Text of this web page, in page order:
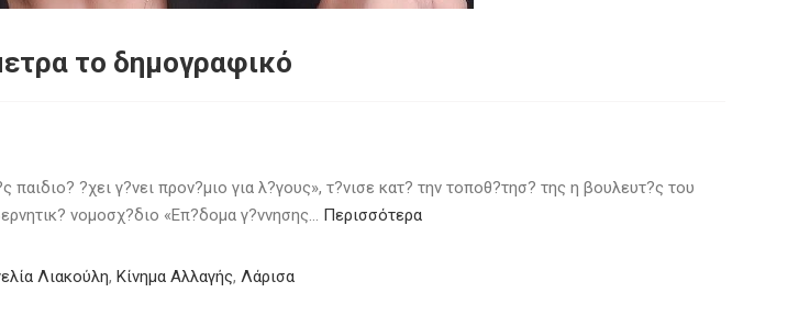
το δημογραφικό
?χει γ?νει προν?μιο για λ?γους», τ?νισε κατ? την τοποθ?τησ? της η βουλευτ?ς του
νομοσχ?διο «Επ?δομα γ?ννησης… Περισσότερα
Λιακούλη, Κίνημα Αλλαγής, Λάρισα